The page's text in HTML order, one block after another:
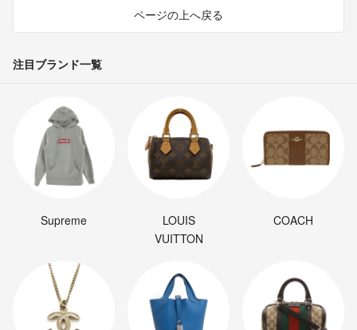
ページの上へ戻る
注目ブランド一覧
Supreme
LOUIS
VUITTON
COACH